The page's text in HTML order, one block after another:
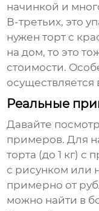
начинкой и
В-третьих, это
нужен торт с
на дом, то это
стоимости.
осуществляется
Реальные
Давайте
примеров. Для
торта (до 1 кг)
с рисунком или
примерно от
можно найти в